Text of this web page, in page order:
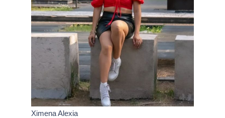
Ximena Alexia